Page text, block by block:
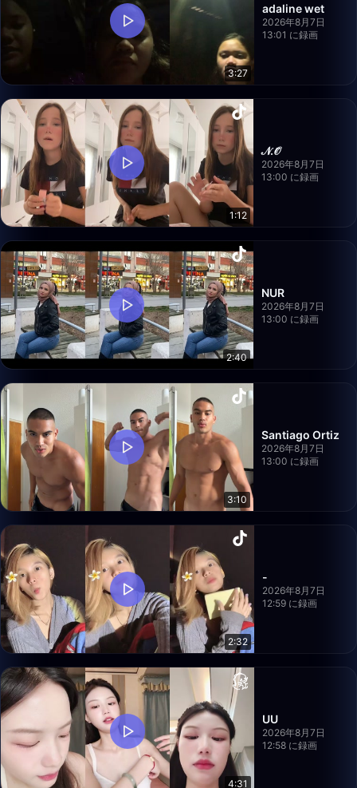
3:27
adaline wet
2026年8月7日
13:01 に録画
1:12
𝒩.𝒪̈
2026年8月7日
13:00 に録画
2:40
NUR
2026年8月7日
13:00 に録画
3:10
Santiago Ortiz
2026年8月7日
13:00 に録画
2:32
-
2026年8月7日
12:59 に録画
4:31
UU
2026年8月7日
12:58 に録画